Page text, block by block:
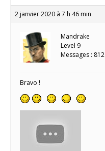
2 janvier 2020 à 7 h 46 min
Mandrake
Level 9
Messages : 812
Bravo !